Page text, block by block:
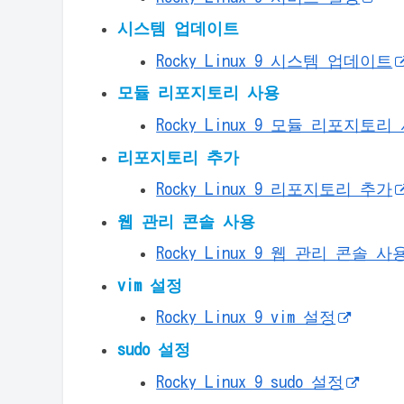
시스템 업데이트
Rocky Linux 9 시스템 업데이트
모듈 리포지토리 사용
Rocky Linux 9 모듈 리포지토리
리포지토리 추가
Rocky Linux 9 리포지토리 추가
웹 관리 콘솔 사용
Rocky Linux 9 웹 관리 콘솔 사
vim 설정
Rocky Linux 9 vim 설정
sudo 설정
Rocky Linux 9 sudo 설정